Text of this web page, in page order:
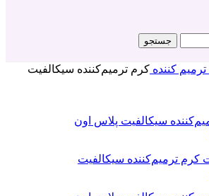
جستجو
ترمیم کننده کرم ترمیم‌کننده سیکالفیت